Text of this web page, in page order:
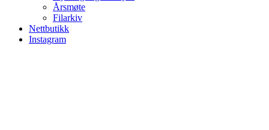
Årsmøte
Filarkiv
Nettbutikk
Instagram